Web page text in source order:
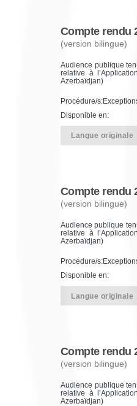
Compte rendu
(version bilingue)
Audience publique
relative à
Azerbaïdjan)
Procédure/
Disponible en:
Langue originale
Compte rendu
(version bilingue)
Audience publique
relative à
Azerbaïdjan)
Procédure/
Disponible en:
Langue originale
Compte rendu
(version bilingue)
Audience publique
relative à
Azerbaïdjan)